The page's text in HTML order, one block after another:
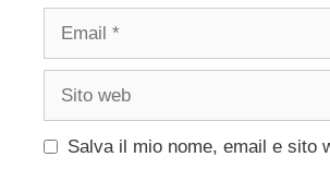
Email
Sito
Salva il mio nome, email e sito